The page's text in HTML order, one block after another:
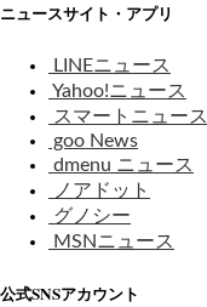
ニュースサイト・アプリ
LINEニュース
Yahoo!ニュース
スマートニュース
goo News
dmenu ニュース
ノアドット
グノシー
MSNニュース
公式SNSアカウント